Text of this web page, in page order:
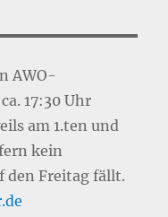
AWO-
17:30 Uhr
am 1.ten und
kein
den Freitag fällt.